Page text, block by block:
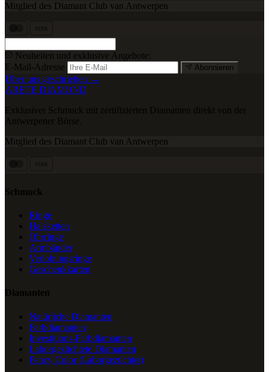
Mitglied des Diamant Club van Antwerpen
Neuheiten und exklusive Angebote:
E-Mail-Adresse
Abonnieren
Über uns geschrieben →
ARETE DIAMOND
Exklusiver Schmuck mit zertifizierten Diamanten direkt von der
Antwerpener Börse.
Mitglied des Diamant Club van Antwerpen
Schmuck
Ringe
Halsketten
Ohrringe
Armbänder
Verlobungsringe
Geschenkkarten
Diamanten
Natürliche Diamanten
Farbdiamanten
Investitions-Farbdiamanten
Laborgezüchtete Diamanten
Fancy Color (Laborgezüchtet)